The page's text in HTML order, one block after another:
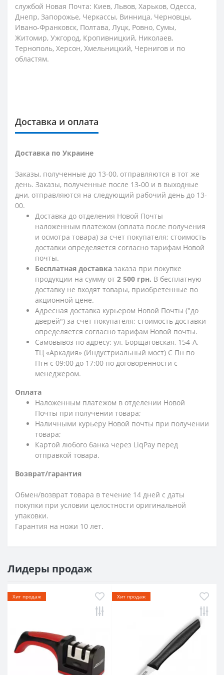
службой Новая Почта: Киев, Львов, Харьков, Одесса,
Днепр, Запорожье, Черкассы, Винница, Черновцы,
Ивано-Франковск, Полтава, Луцк, Ровно, Сумы,
Житомир, Ужгород, Кропивницкий, Николаев,
Тернополь, Херсон, Хмельницкий, Чернигов и по
областям.
Доставка и оплата
Доставка по Украине
Заказы, полученные до 13-00, отправляются в тот же
день. Заказы, полученные после 13-00 и в выходные
дни, отправляются на следующий рабочий день до 13-
00.
Доставка до отделения Новой Почты
наложенным платежом (оплата после получения
и осмотра товара) за счет покупателя; стоимость
доставки определяется согласно тарифам Новой
почты.
Бесплатная доставка заказа при покупке
продукции на сумму от 2 500 грн. В бесплатную
доставку не входят товары, приобретенные по
акционной цене.
Адресная доставка курьером Новой Почты ("до
дверей") за счет покупателя; стоимость доставки
определяется согласно тарифам Новой почты.
Самовывоз по адресу: ул. Борщаговская, 154-А,
ТЦ «Аркадия» (Индустриальный мост) С Пн по
Птн с 09:00 до 17:00 по договоренности с
менеджером.
Оплата
Наложенным платежом в отделении Новой
Почты при получении товара;
Наличными курьеру Новой почты при получении
товара;
Картой любого банка через LiqPay перед
отправкой товара.
Возврат/гарантия
Обмен/возврат товара в течение 14 дней с даты
покупки при условии целостности оригинальной
упаковки.
Гарантия на ножи 10 лет.
Лидеры продаж
Хит продаж Хит продаж